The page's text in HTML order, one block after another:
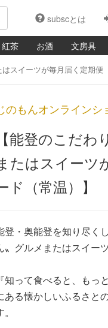
subscとは
茶 お酒 文房具
スイーツが毎月届く定期便
のもんオンラインシ
【能登のこだ
たはスイーツ
ド（常温）】
登・奥能登を知り尽く
〟グルメまたはスイー
『知って食べると、も
ある懐かしいふるさと